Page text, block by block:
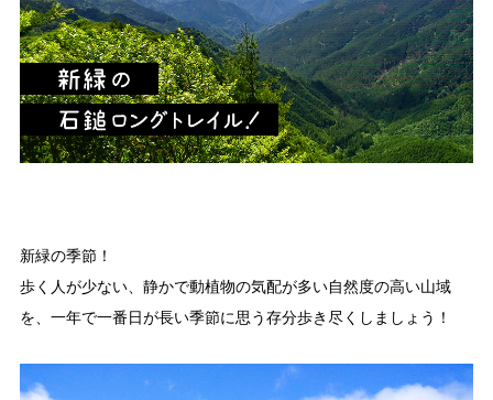
新緑の季節！
歩く人が少ない、静かで動植物の気配が多い自然度の高い山域
を、一年で一番日が長い季節に思う存分歩き尽くしましょう！